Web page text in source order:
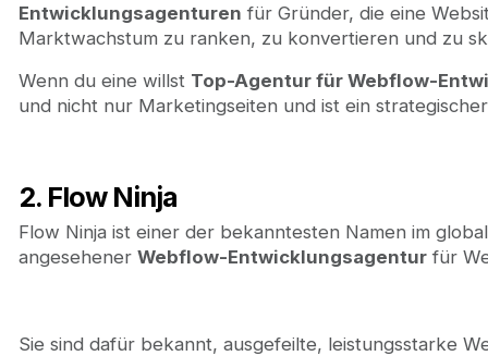
Entwicklungsagenturen für Gründer, die eine
Marktwachstum zu ranken, zu konvertieren und zu
Wenn du eine willst Top-Agentur für Webflow-
und nicht nur Marketingseiten und ist ein
2. Flow Ninja
Flow Ninja ist einer der bekanntesten Namen im
angesehener Webflow-Entwicklungsagenturfür
Sie sind dafür bekannt, ausgefeilte, leistungsstarke